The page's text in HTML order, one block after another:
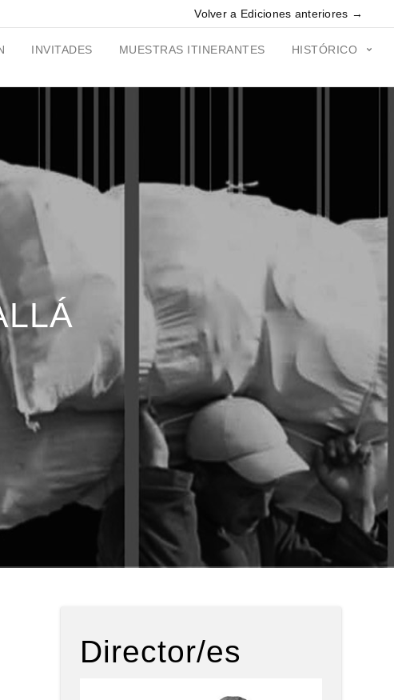
Volver a Ediciones anteriores →
INVITADES MUESTRAS ITINERANTES HISTÓRICO
Director/es